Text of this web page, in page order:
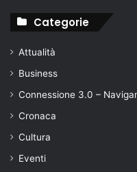
Categorie
Attualità
Business
Connessione 3.0 –
Cronaca
Cultura
Eventi